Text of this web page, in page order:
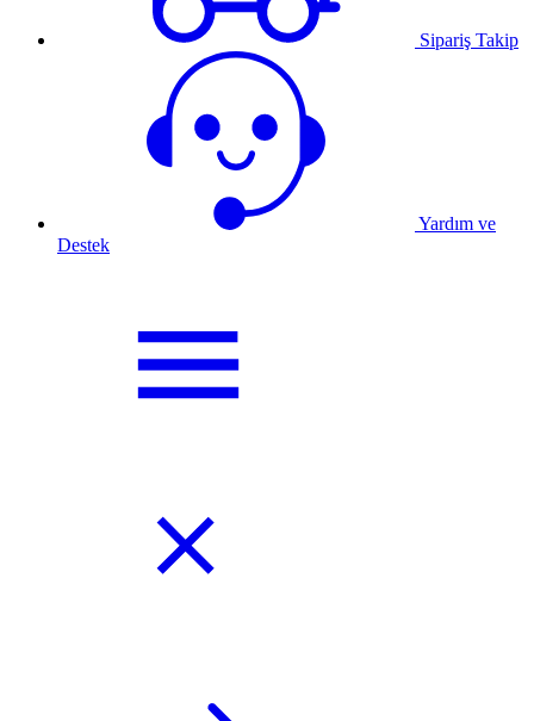
Sipariş Takip
Yardım ve
Destek